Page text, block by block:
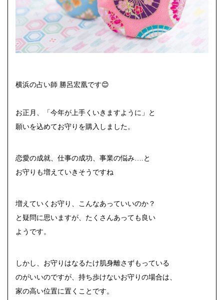
横浜の占い師 勝呂宏凰です😊
お正月、「今年が上手くいきますように」と
願いを込めてお守りを購入しました。
恋愛の成就、仕事の成功、事業の悩み….と
お守りも増えていきそうですね
増えていくお守り、こんなあっていいのか？
と疑問に思いますが、たくさんあっても良い
ようです。
しかし、お守りはなるたけ肌身離さずもっている
のがいいのですが、持ち歩けないお守りの場合は、
家の高い位置に置くことです。